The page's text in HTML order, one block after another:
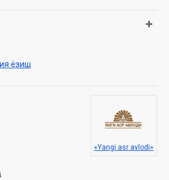
ёзиш
«Yangi asr avlodi»